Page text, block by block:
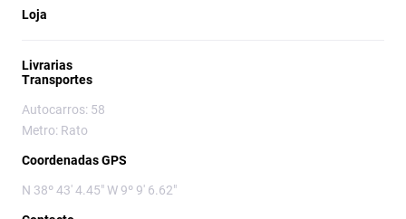
Loja
Livrarias
Transportes
Autocarros: 58
Metro: Rato
Coordenadas GPS
N 38º 43' 4.45" W 9º 9' 6.62"